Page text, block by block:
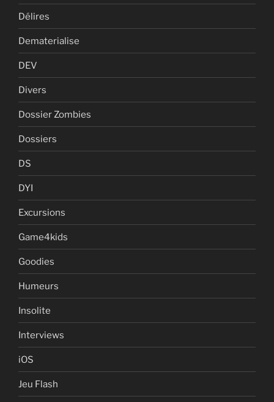
Délires
Dematerialise
DEV
Divers
Dossier Zombies
Dossiers
DS
DYI
Excursions
Game4kids
Goodies
Humeurs
Insolite
Interviews
iOS
Jeu Flash